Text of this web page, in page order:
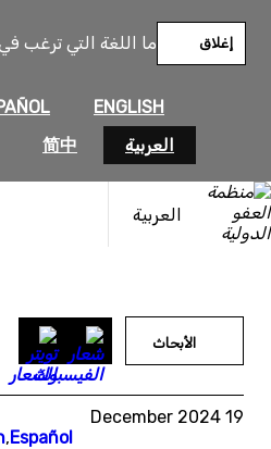
ما اللغة التي ترغب
ENGLISH
العربية
简中
إغلاق
العربية
المحتوى
الأبحاث
19 December 2024
,Español